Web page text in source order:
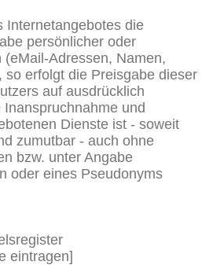
Internetangebotes die
persönlicher oder
Adressen, Namen,
so erfolgt die Preisgabe dieser
auf ausdrücklich
und
Dienste ist - soweit
zumutbar - auch ohne
bzw. unter Angabe
oder eines Pseudonyms
eintragen]